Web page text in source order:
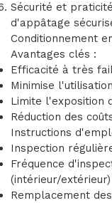
Sécurité et
d'appâtage
Conditionnement
Avantages clés :
Efficacité à très
Minimise
Limite l'exposition
Réduction des
Instructions
Inspection
Fréquence
(intérieur/extérieur)
Remplacement